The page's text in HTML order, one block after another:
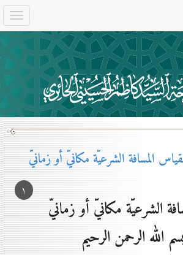
المسافة الشرعيّة مكانيّ أو زمانيّ
۱
الشرعيّة مكانيّ أو زمانيّ
الله الرحمن الرحيم